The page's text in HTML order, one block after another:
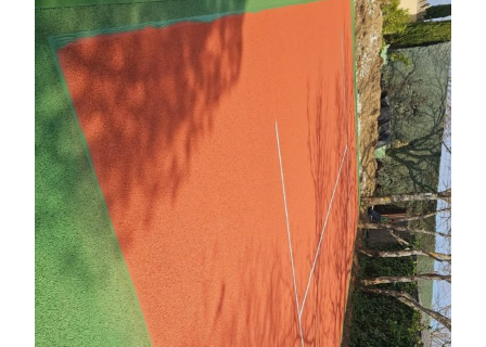
COURT
DE
TENNIS
À
SAINT-
TROPEZ
DOIT-
ELLE
INCLURE
UN
BON
DRAINAGE
?